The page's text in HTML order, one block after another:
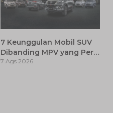
7 Keunggulan Mobil SUV
Dibanding MPV yang Perlu
Anda Ketahui
7 Ags 2026